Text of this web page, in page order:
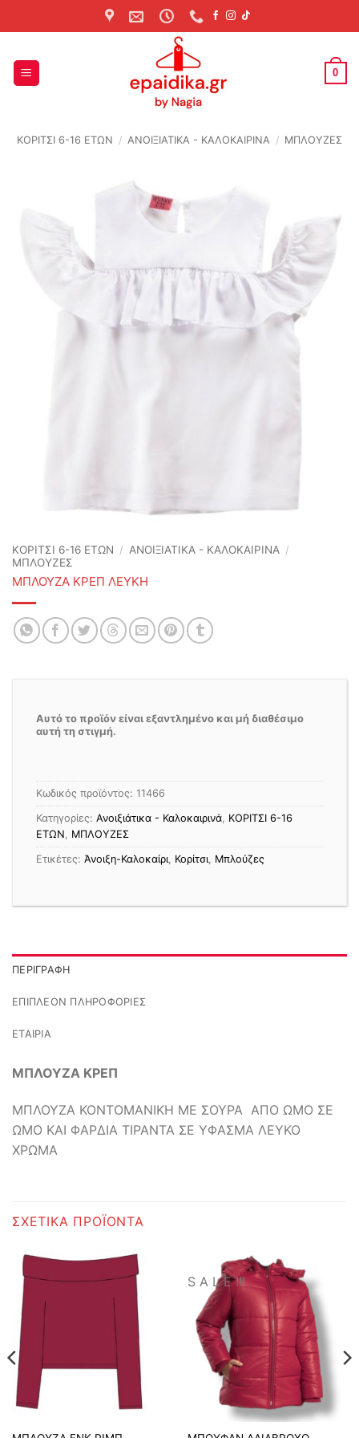
to
0
ΚΟΡΙΤΣΙ 6-16 ΕΤΩΝ / ΑΝΟΙΞΙΆΤΙΚΑ - ΚΑΛΟΚΑΙΡΙΝΆ / ΜΠΛΟΥΖΕΣ
ΚΟΡΙΤΣΙ 6-16 ΕΤΩΝ / ΑΝΟΙΞΙΆΤΙΚΑ - ΚΑΛΟΚΑΙΡΙΝΆ /
ΜΠΛΟΥΖΕΣ
ΜΠΛΟΥΖΑ ΚΡΕΠ ΛΕΥΚΗ
Αυτό το προϊόν είναι εξαντλημένο και μή διαθέσιμο
αυτή τη στιγμή.
Κωδικός προϊόντος: 11466
Κατηγορίες: Ανοιξιάτικα - Καλοκαιρινά, ΚΟΡΙΤΣΙ 6-16
ΕΤΩΝ, ΜΠΛΟΥΖΕΣ
Ετικέτες: Άνοιξη-Καλοκαίρι, Κορίτσι, Μπλούζες
ΠΕΡΙΓΡΑΦΉ
ΕΠΙΠΛΈΟΝ ΠΛΗΡΟΦΟΡΊΕΣ
ΕΤΑΙΡΊΑ
ΜΠΛΟΥΖΑ ΚΡΕΠ
ΜΠΛΟΥΖΑ ΚΟΝΤΟΜΑΝΙΚΗ ΜΕ ΣΟΥΡΑ ΑΠΟ ΩΜΟ ΣΕ
ΩΜΟ ΚΑΙ ΦΑΡΔΙΑ ΤΙΡΑΝΤΑ ΣΕ ΥΦΑΣΜΑ ΛΕΥΚΟ
ΧΡΩΜΑ
ΣΧΕΤΙΚΆ ΠΡΟΪΌΝΤΑ
S A L E !!!